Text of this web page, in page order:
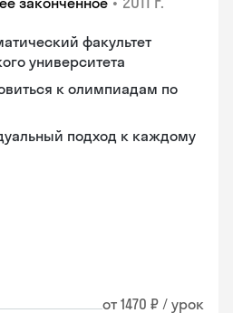
факультет
университета
к олимпиадам по
подход к каждому
от 1470 ₽ / урок